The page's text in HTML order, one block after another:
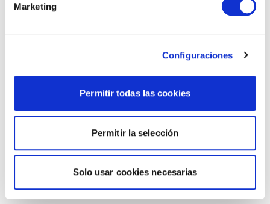
Marketing
Configuraciones
Permitir todas las cookies
Permitir la selección
Solo usar cookies necesarias